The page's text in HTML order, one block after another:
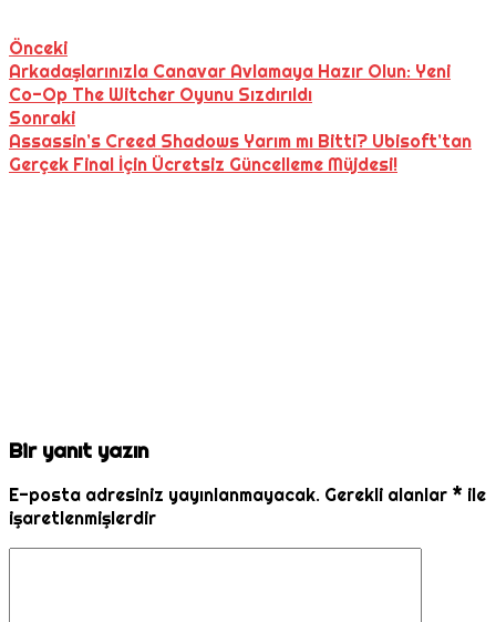
Önceki
Arkadaşlarınızla Canavar Avlamaya Hazır Olun: Yeni
Co-Op The Witcher Oyunu Sızdırıldı
Sonraki
Assassin’s Creed Shadows Yarım mı Bitti? Ubisoft’tan
Gerçek Final İçin Ücretsiz Güncelleme Müjdesi!
Bir yanıt yazın
E-posta adresiniz yayınlanmayacak. Gerekli alanlar * ile
işaretlenmişlerdir